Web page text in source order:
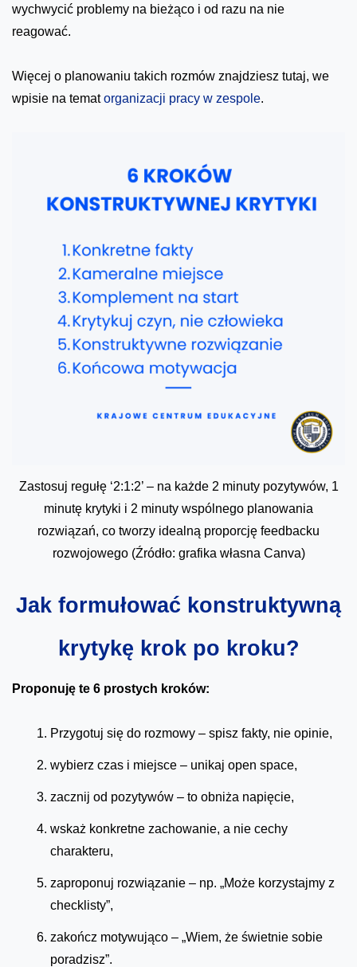
wychwycić problemy na bieżąco i od razu na nie
reagować.
Więcej o planowaniu takich rozmów znajdziesz tutaj, we
wpisie na tematorganizacji pracy w zespole.
Zastosuj regułę ‘2:1:2’ – na każde 2 minuty pozytywów, 1
minutę krytyki i 2 minuty wspólnego planowania
rozwiązań, co tworzy idealną proporcję feedbacku
rozwojowego (Źródło: grafika własna Canva)
Jak formułować konstruktywną
krytykę krok po kroku?
Proponuję te 6 prostych kroków:
Przygotuj się do rozmowy – spisz fakty, nie opinie,
wybierz czas i miejsce – unikaj open space,
zacznij od pozytywów – to obniża napięcie,
wskaż konkretne zachowanie, a nie cechy
charakteru,
zaproponuj rozwiązanie – np. „Może korzystajmy z
checklisty”,
zakończ motywująco – „Wiem, że świetnie sobie
poradzisz”.